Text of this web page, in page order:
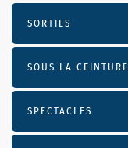
SORTIES
SOUS LA CEINTURE
SPECTACLES